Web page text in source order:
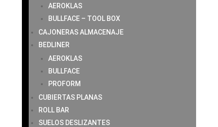
AEROKLAS
BULLFACE – TOOL BOX
CAJONERAS ALMACENAJE
BEDLINER
AEROKLAS
BULLFACE
PROFORM
CUBIERTAS PLANAS
ROLL BAR
SUELOS DESLIZANTES